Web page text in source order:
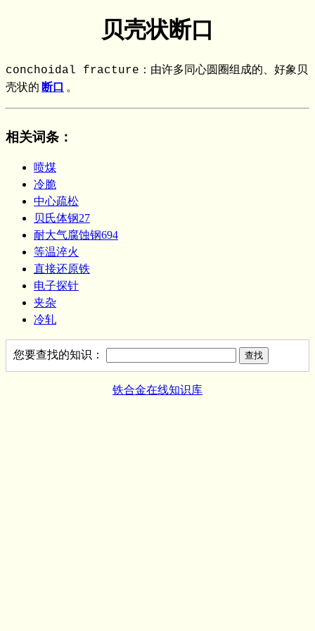
贝壳状断口
conchoidal fracture：由许多同心圆圈组成的、好象贝
壳状的 断口 。
相关词条 ：
喷煤
冷脆
中心疏松
贝氏体钢27
耐大气腐蚀钢694
等温淬火
直接还原铁
电子探针
夹杂
冷轧
您要查找的知识：
铁合金在线知识库